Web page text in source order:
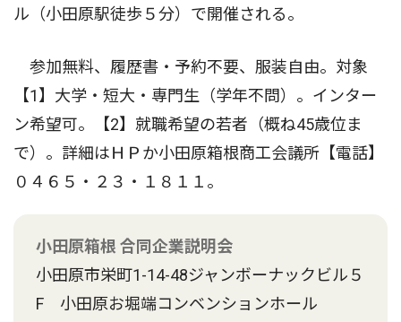
ル（小田原駅徒歩５分）で開催される。
参加無料、履歴書・予約不要、服装自由。対象
【1】大学・短大・専門生（学年不問）。インター
ン希望可。【2】就職希望の若者（概ね45歳位ま
で）。詳細はＨＰか小田原箱根商工会議所【電話】
０４６５・２３・１８１１。
小田原箱根 合同企業説明会
小田原市栄町1-14-48ジャンボーナックビル５
F 小田原お堀端コンベンションホール